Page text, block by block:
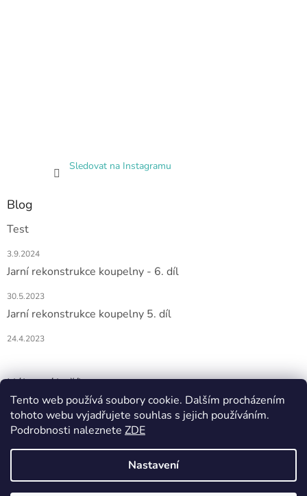
Tento web používá soubory cookie. Dalším procházením
tohoto webu vyjadřujete souhlas s jejich používáním.
Podrobnosti naleznete ZDE
Nastavení
Sledovat na Instagramu
Blog
Test
3.9.2024
Jarní rekonstrukce koupelny - 6. díl
30.5.2023
Jarní rekonstrukce koupelny 5. díl
24.4.2023
Nákupní košík
0KS /0 KČ
Vytvořil Shoptet